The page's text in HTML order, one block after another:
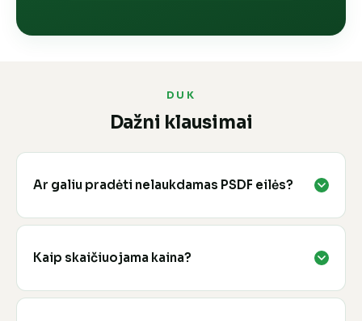
DUK
Dažni klausimai
Ar galiu pradėti nelaukdamas PSDF eilės?
Kaip skaičiuojama kaina?